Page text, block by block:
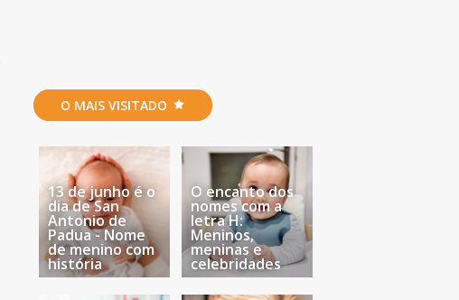
O MAIS VISITADO
13 de junho é o
dia de San
Antonio de
Padua - Nome
de menino com
história
O encanto dos
nomes com a
letra H:
Meninos,
meninas e
celebridades